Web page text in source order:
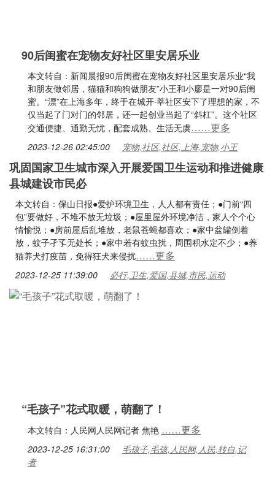
90后闺蜜在宠物友好社区里安居乐业
本文转自：新闻晨报90后闺蜜在宠物友好社区里安居乐业“我
和朋友做邻居，猫猫和狗狗做朋友”小王和小廖是一对90后闺
蜜。“漂”在上海多年，终于在城开·莘社区安下了理想的家，不
仅当起了门对门的邻居，还一起创业当起了“斜杠”。这个社区
交通便捷、通勤无忧，配套成熟、生活无虞……更多
2023-12-26 02:45:00 宠物,社区,社区,上海,宠物,小王
巩固国家卫生城市深入开展爱国卫生运动和推进健康
县城建设市民必
本文转自：保山日报●爱护环境卫生，人人都有责任；●门前“四
包”要做好，不堆不放无垃圾；●屋里屋外环境净洁，家人个个心
情愉悦；●房前屋后乱堆放，老鼠苍蝇都喜欢；●家中盆罐倒着
放，蚊子孑孓无处长；●家中若有蚊虫扰，周围积水定不少；●养
猫养犬打疫苗，免得狂犬来侵扰……更多
2023-12-25 11:39:00 必行,卫生,爱国,县城,市民,运动
“毛孩子”花式取暖，萌翻了！
本文转自：人民网人民网记者 焦艳 ……更多
2023-12-25 16:31:00
毛孩子,毛孩,人民网,人民,转自,记
者